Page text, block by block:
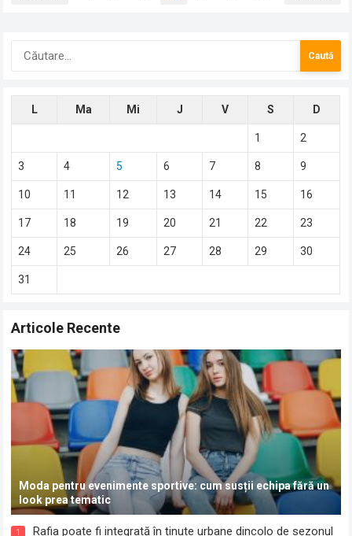
Caută
L Ma Mi J V S D
1 2
3 4 5 6 7 8 9
10 11 12 13 14 15 16
17 18 19 20 21 22 23
24 25 26 27 28 29 30
31
Articole Recente
Moda pentru evenimente sportive: cum susții echipa fără un
look prea tematic
1 Rafia poate fi integrată în ținute urbane dincolo de sezonul